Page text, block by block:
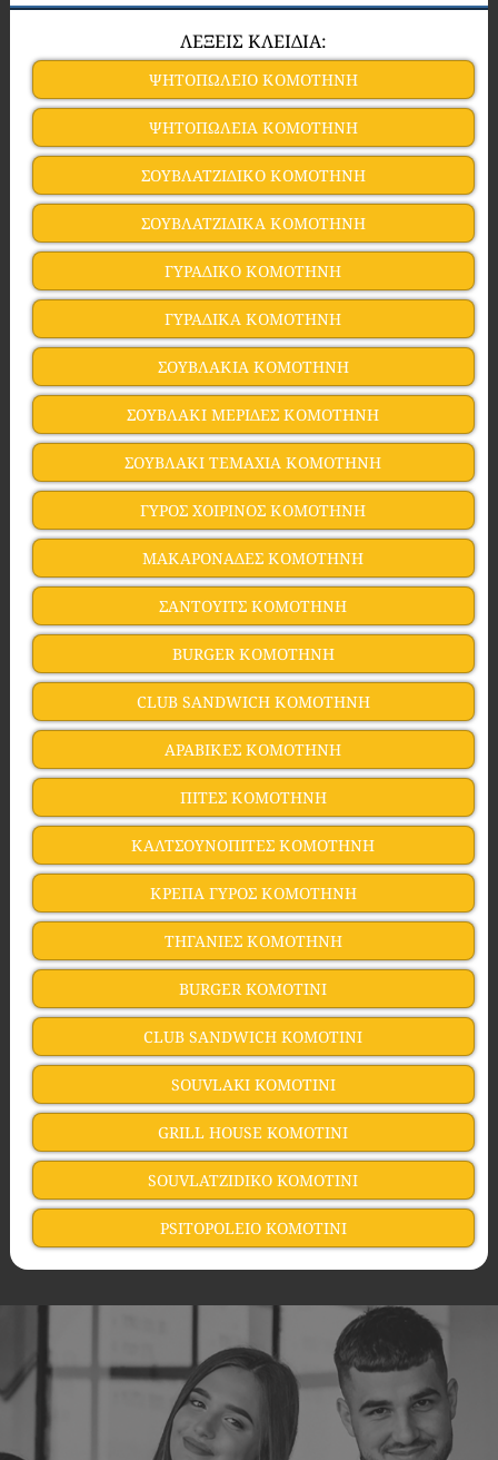
ΛΕΞΕΙΣ ΚΛΕΙΔΙΑ:
ΨΗΤΟΠΩΛΕΙΟ ΚΟΜΟΤΗΝΗ
ΨΗΤΟΠΩΛΕΙΑ ΚΟΜΟΤΗΝΗ
ΣΟΥΒΛΑΤΖΙΔΙΚΟ ΚΟΜΟΤΗΝΗ
ΣΟΥΒΛΑΤΖΙΔΙΚΑ ΚΟΜΟΤΗΝΗ
ΓΥΡΑΔΙΚΟ ΚΟΜΟΤΗΝΗ
ΓΥΡΑΔΙΚΑ ΚΟΜΟΤΗΝΗ
ΣΟΥΒΛΑΚΙΑ ΚΟΜΟΤΗΝΗ
ΣΟΥΒΛΑΚΙ ΜΕΡΙΔΕΣ ΚΟΜΟΤΗΝΗ
ΣΟΥΒΛΑΚΙ ΤΕΜΑΧΙΑ ΚΟΜΟΤΗΝΗ
ΓΥΡΟΣ ΧΟΙΡΙΝΟΣ ΚΟΜΟΤΗΝΗ
ΜΑΚΑΡΟΝΑΔΕΣ ΚΟΜΟΤΗΝΗ
ΣΑΝΤΟΥΙΤΣ ΚΟΜΟΤΗΝΗ
BURGER ΚΟΜΟΤΗΝΗ
CLUB SANDWICH ΚΟΜΟΤΗΝΗ
ΑΡΑΒΙΚΕΣ ΚΟΜΟΤΗΝΗ
ΠΙΤΕΣ ΚΟΜΟΤΗΝΗ
ΚΑΛΤΣΟΥΝΟΠΙΤΕΣ ΚΟΜΟΤΗΝΗ
ΚΡΕΠΑ ΓΥΡΟΣ ΚΟΜΟΤΗΝΗ
ΤΗΓΑΝΙΕΣ ΚΟΜΟΤΗΝΗ
BURGER KOMOTINI
CLUB SANDWICH KOMOTINI
SOUVLAKI KOMOTINI
GRILL HOUSE KOMOTINI
SOUVLATZIDIKO KOMOTINI
PSITOPOLEIO KOMOTINI